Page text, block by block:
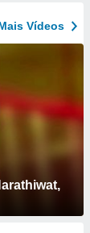
Vídeos